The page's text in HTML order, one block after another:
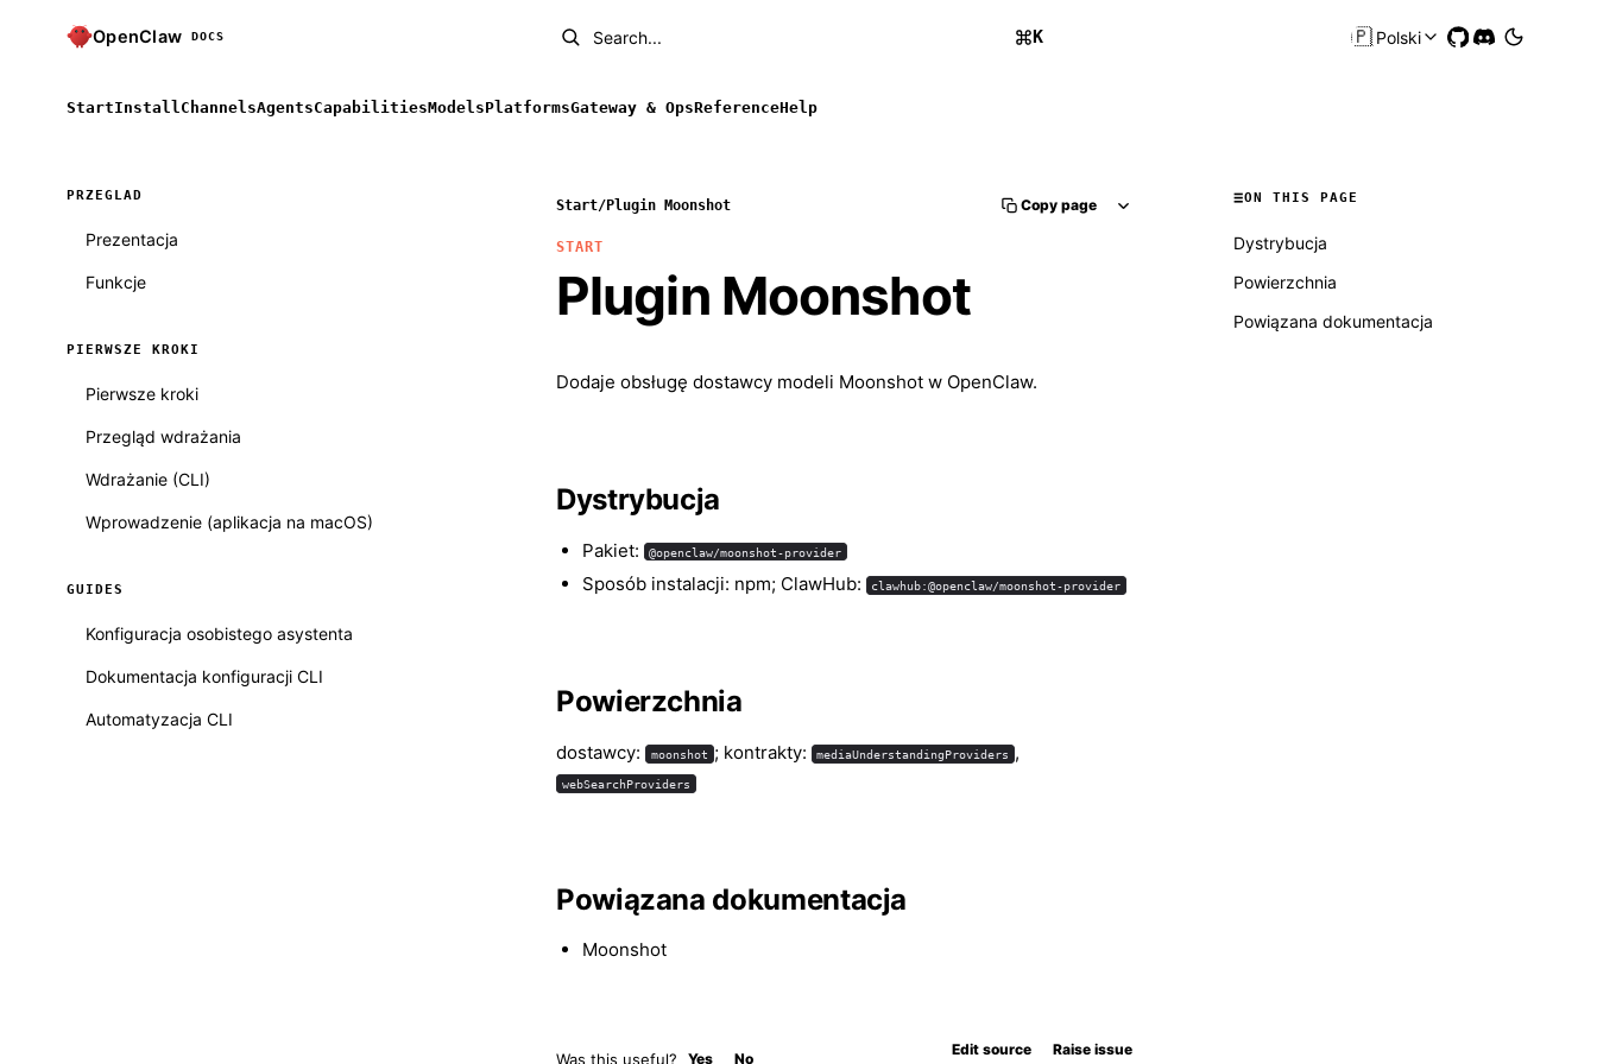
OpenClaw DOCS Search... K 🇵🇱Polski
StartInstall ChannelsAgentsCapabilitiesModelsPlatformsGateway & OpsReferenceHelp
PRZEGLAD
Prezentacja
Funkcje
PIERWSZE KROKI
Pierwsze kroki
Przegląd wdrażania
Wdrażanie (CLI)
Wprowadzenie (aplikacja na macOS)
GUIDES
Konfiguracja osobistego asystenta
Dokumentacja konfiguracji CLI
Automatyzacja CLI
Start/Plugin Moonshot Copy page
START
Plugin Moonshot
Dodaje obsługę dostawcy modeli Moonshot w OpenClaw.
Dystrybucja
Pakiet: @openclaw/moonshot-provider
Sposób instalacji: npm; ClawHub: clawhub:@openclaw/moonshot-provider
Powierzchnia
dostawcy: moonshot ; kontrakty: mediaUnderstandingProviders ,
webSearchProviders
Powiązana dokumentacja
Moonshot
Was this useful? Yes No
Edit source Raise issue
ON THIS PAGE
Dystrybucja
Powierzchnia
Powiązana dokumentacja